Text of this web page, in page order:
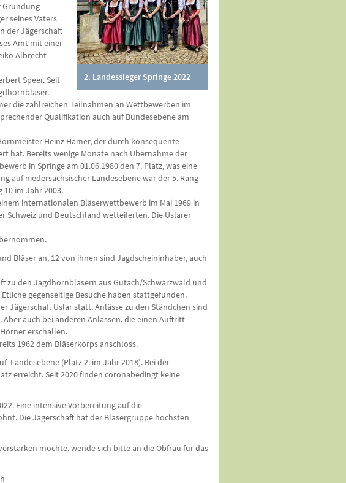
2. Landessieger Springe 2022
Gründung
seines Vaters
der Jägerschaft
Amt mit einer
Albrecht
Speer. Seit
die zahlreichen Teilnahmen an Wettbe­werben im
Qualifikation auch auf Bundesebene am
Heinz Hämer, der durch konsequente
hat. Bereits wenige Monate nach Übernahme der
in Springe am 01.06.1980 den 7. Platz, was eine
auf nieder­sächsischer Landesebene war der 5. Rang
10 im Jahr 2003.
internationalen Bläserwettbewerb im Mai 1969 in
Schweiz und Deutschland wetteiferten. Die Uslarer
Bläser an, 12 von ihnen sind Jagdscheininhaber, auch
zu den Jagdhornbläsern aus Gutach/Schwarzwald und
gegenseitige Besuche haben stattgefunden.
Jägerschaft Uslar statt. Anlässe zu den Ständchen sind
auch bei anderen Anlässen, die einen Auftritt
erschallen.
1962 dem Bläserkorps anschloss.
Landesebene (Platz 2. im Jahr 2018). Bei der
erreicht. Seit 2020 finden coronabedingt keine
Eine intensive Vorbereitung auf die
Die Jägerschaft hat der Bläsergruppe höchsten
möchte, wende sich bitte an die Obfrau für das